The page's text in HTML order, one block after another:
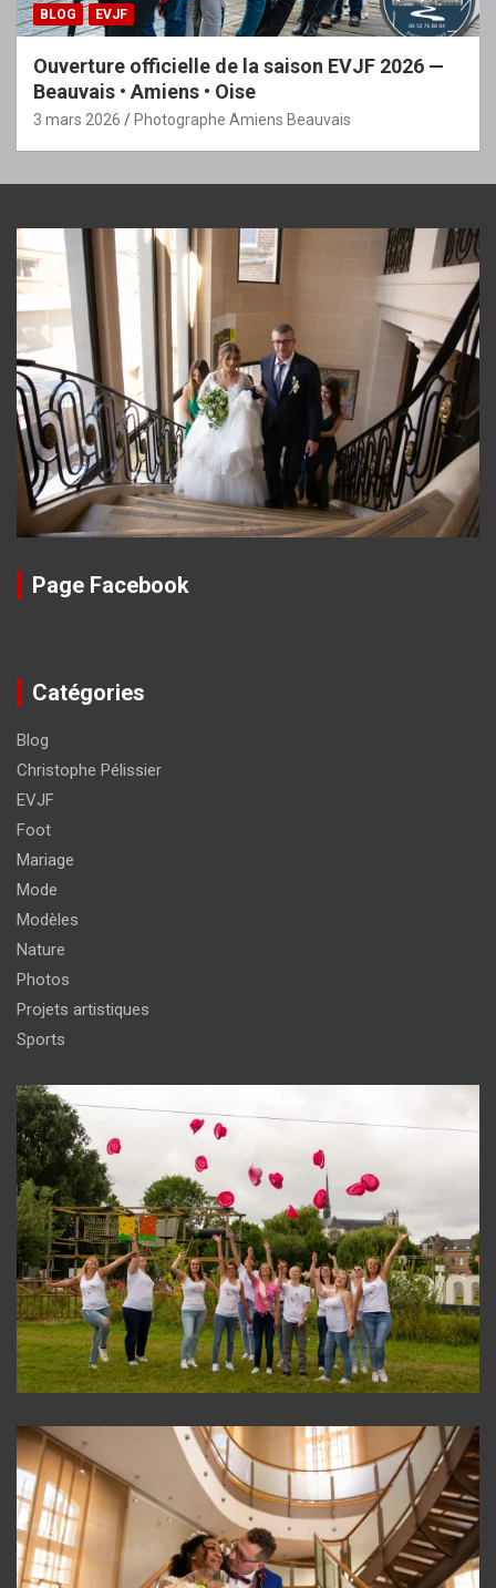
BLOG EVJF
Ouverture officielle de la saison EVJF 2026 —
Beauvais • Amiens • Oise
3 mars 2026 Photographe Amiens Beauvais
Page Facebook
Catégories
Blog
Christophe Pélissier
EVJF
Foot
Mariage
Mode
Modèles
Nature
Photos
Projets artistiques
Sports